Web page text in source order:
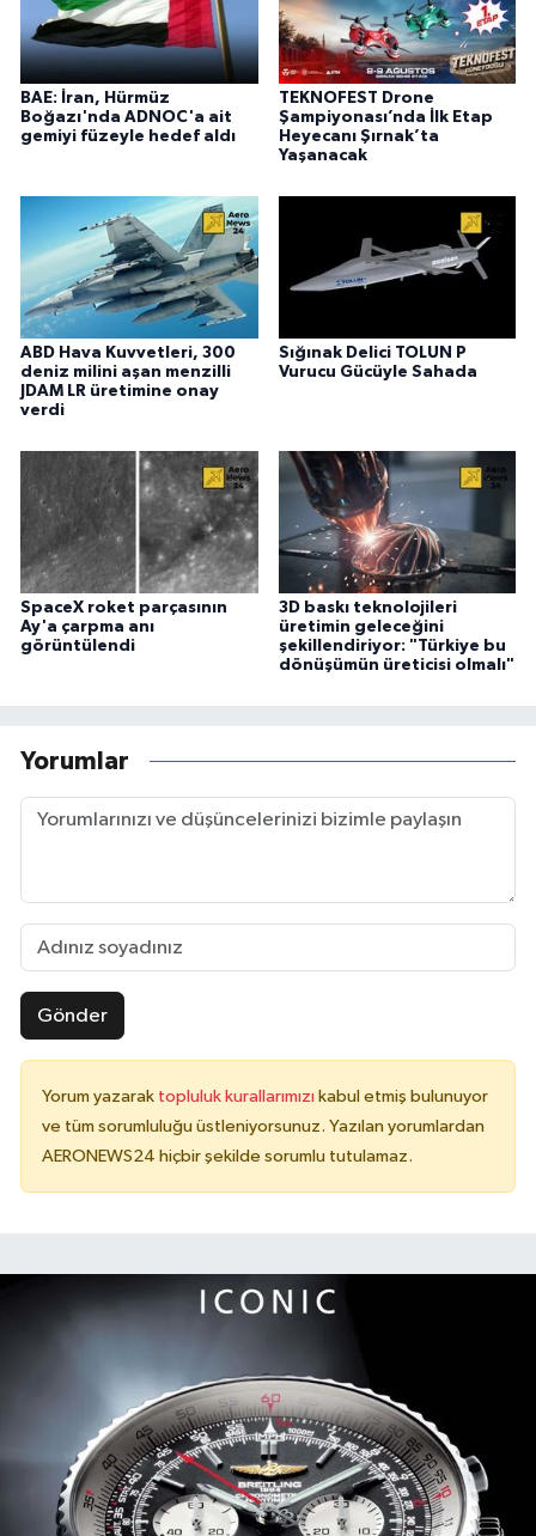
BAE: İran, Hürmüz
Boğazı'nda ADNOC'a ait
gemiyi füzeyle hedef aldı
TEKNOFEST Drone
Şampiyonası’nda İlk Etap
Heyecanı Şırnak’ta
Yaşanacak
ABD Hava Kuvvetleri, 300
deniz milini aşan menzilli
JDAM LR üretimine onay
verdi
Sığınak Delici TOLUN P
Vurucu Gücüyle Sahada
SpaceX roket parçasının
Ay'a çarpma anı
görüntülendi
3D baskı teknolojileri
üretimin geleceğini
şekillendiriyor: "Türkiye bu
dönüşümün üreticisi olmalı"
Yorumlar
Gönder
Yorum yazarak topluluk kurallarımızı kabul etmiş bulunuyor
ve tüm sorumluluğu üstleniyorsunuz. Yazılan yorumlardan
AERONEWS24 hiçbir şekilde sorumlu tutulamaz.